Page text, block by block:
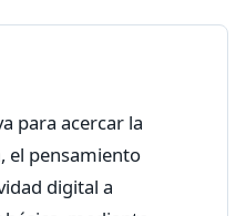
para acercar la
el pensamiento
digital a